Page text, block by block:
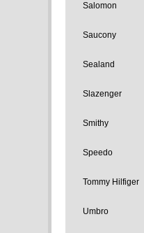
Salomon
Saucony
Sealand
Slazenger
Smithy
Speedo
Tommy Hilfiger
Umbro